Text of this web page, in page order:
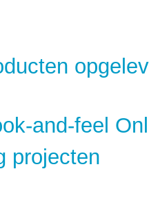
and-feel
projecten